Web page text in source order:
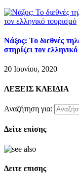
Νάξος: Το διεθνές
στηρίζει τον
20 Ιουνίου, 2020
ΛΕΞΕΙΣ ΚΛΕΙΔΙΑ
Αναζήτηση για:
Δείτε επίσης
Δειτε επισης